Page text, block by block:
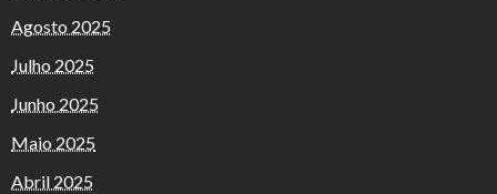
Agosto 2025
Julho 2025
Junho 2025
Maio 2025
Abril 2025